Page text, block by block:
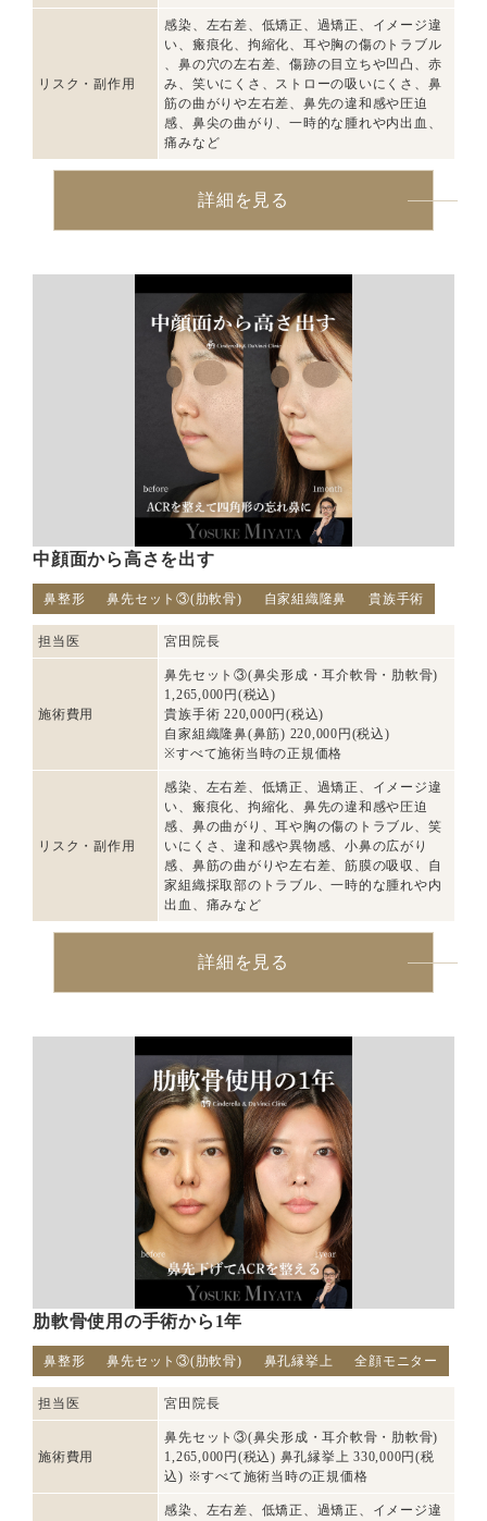
リスク・副作用
感染、左右差、低矯正、過矯正、イメージ違
い、瘢痕化、拘縮化、耳や胸の傷のトラブル
、鼻の穴の左右差、傷跡の目立ちや凹凸、赤
み、笑いにくさ、ストローの吸いにくさ、鼻
筋の曲がりや左右差、鼻先の違和感や圧迫
感、鼻尖の曲がり、一時的な腫れや内出血、
痛みなど
詳細を見る
中顔面から高さを出す
鼻整形 鼻先セット③(肋軟骨) 自家組織隆鼻 貴族手術
担当医 宮田院長
施術費用
鼻先セット③(鼻尖形成・耳介軟骨・肋軟骨)
1,265,000円(税込)
貴族手術 220,000円(税込)
自家組織隆鼻(鼻筋) 220,000円(税込)
※すべて施術当時の正規価格
リスク・副作用
感染、左右差、低矯正、過矯正、イメージ違
い、瘢痕化、拘縮化、鼻先の違和感や圧迫
感、鼻の曲がり、耳や胸の傷のトラブル、笑
いにくさ、違和感や異物感、小鼻の広がり
感、鼻筋の曲がりや左右差、筋膜の吸収、自
家組織採取部のトラブル、一時的な腫れや内
出血、痛みなど
詳細を見る
肋軟骨使用の手術から1年
鼻整形 鼻先セット③(肋軟骨) 鼻孔縁挙上 全顔モニター
担当医 宮田院長
施術費用
鼻先セット③(鼻尖形成・耳介軟骨・肋軟骨)
1,265,000円(税込) 鼻孔縁挙上 330,000円(税
込) ※すべて施術当時の正規価格
感染、左右差、低矯正、過矯正、イメージ違